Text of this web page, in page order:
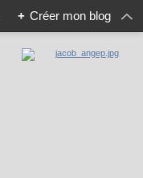
+ Créer mon blog